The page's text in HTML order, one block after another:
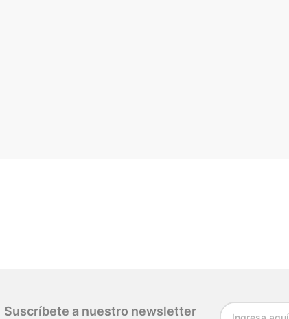
Suscríbete a nuestro newsletter